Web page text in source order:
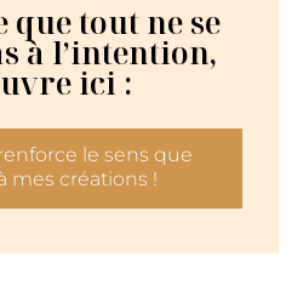
que tout ne se
à l’intention,
ici :
le sens que
mes créations !